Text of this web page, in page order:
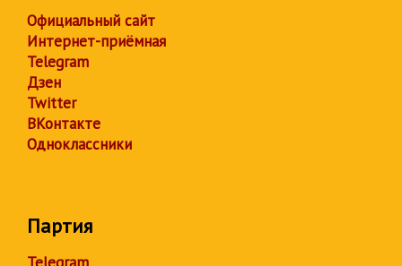
Официальный сайт
Интернет-приёмная
Telegram
Дзен
Twitter
ВКонтакте
Одноклассники
Партия